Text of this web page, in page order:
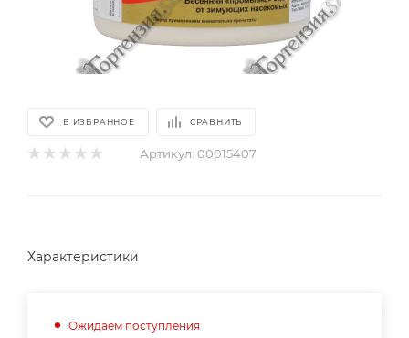
В ИЗБРАННОЕ СРАВНИТЬ
Артикул: 00015407
Характеристики
Ожидаем поступления